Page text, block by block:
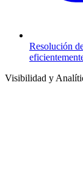
Resolución
Visibilidad y